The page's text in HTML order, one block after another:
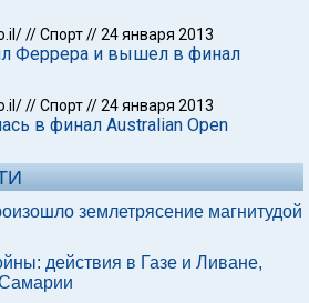
//Спорт//24 января 2013
Феррера и вышел в финал
//Спорт//24 января 2013
в финал Australian Open
землетрясение магнитудой
действия в Газе и Ливане,